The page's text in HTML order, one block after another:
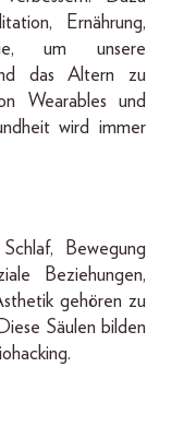
Ernährung,
um unsere
das Altern zu
Wearables und
wird immer
Bewegung
Beziehungen,
gehören zu
Säulen bilden